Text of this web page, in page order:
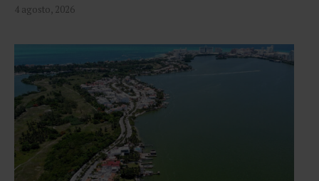
4 agosto, 2026